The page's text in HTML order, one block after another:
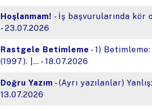
Hoşlanmam! - İş başvurularında
- 23.07.2026
Rastgele Betimleme - 1)
(1997). |… - 18.07.2026
Doğru Yazım - (Ayrı yazılanlar)
13.07.2026